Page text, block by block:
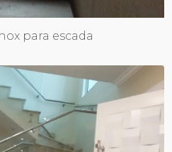
para escada